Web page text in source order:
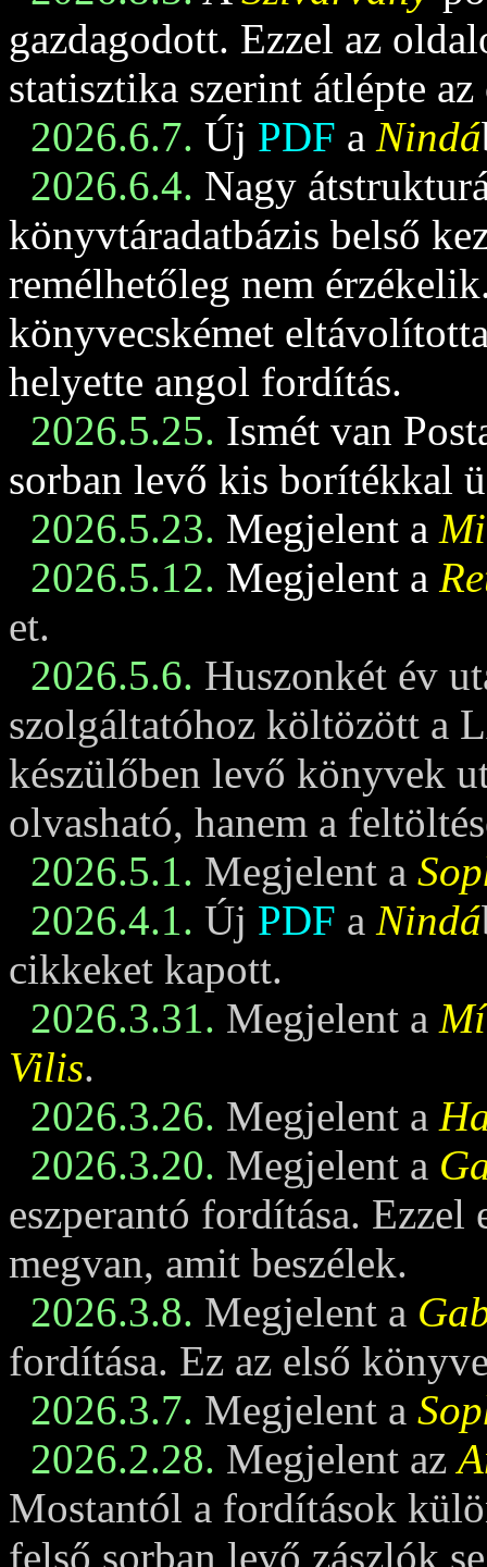
gazdagodott. Ezzel az
statisztika szerint átlépte
2026.6.7. Új PDF a Nindá
2026.6.4. Nagy
könyvtáradatbázis belső
remélhetőleg nem
könyvecskémet
helyette angol fordítás.
2026.5.25. Ismét van
sorban levő kis borítékkal
2026.5.23. Megjelent a
2026.5.12. Megjelent a
et.
2026.5.6. Huszonkét év
szolgáltatóhoz költözött a
készülőben levő könyvek
olvasható, hanem a
2026.5.1. Megjelent a
2026.4.1. Új PDF a Nindá
cikkeket kapott.
2026.3.31. Megjelent a
Vilis.
2026.3.26. Megjelent a
2026.3.20. Megjelent a
eszperantó fordítása. Ezzel
megvan, amit beszélek.
2026.3.8. Megjelent a
fordítása. Ez az első
2026.3.7. Megjelent a
2026.2.28. Megjelent az
Mostantól a fordítások
felső sorban levő zászlók